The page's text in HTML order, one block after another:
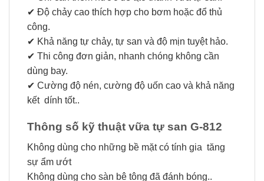
✔ Độ chảy cao thích hợp cho bơm hoặc đổ thủ
công.
✔ Khả năng tự chảy, tự san và độ mịn tuyệt hảo.
✔ Thi công đơn giản, nhanh chóng không cần
dùng bay.
✔ Cường độ nén, cường độ uốn cao và khả năng
kết dính tốt..
Thông số kỹ thuật vữa tự san G-812
Không dùng cho những bề mặt có tính gia tăng
sự ẩm ướt
Không dùng cho sàn bê tông đã đánh bóng..